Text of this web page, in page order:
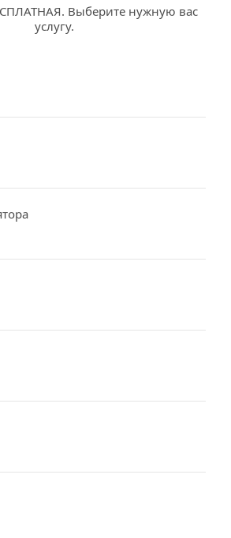
Выберите нужную вас
услугу.